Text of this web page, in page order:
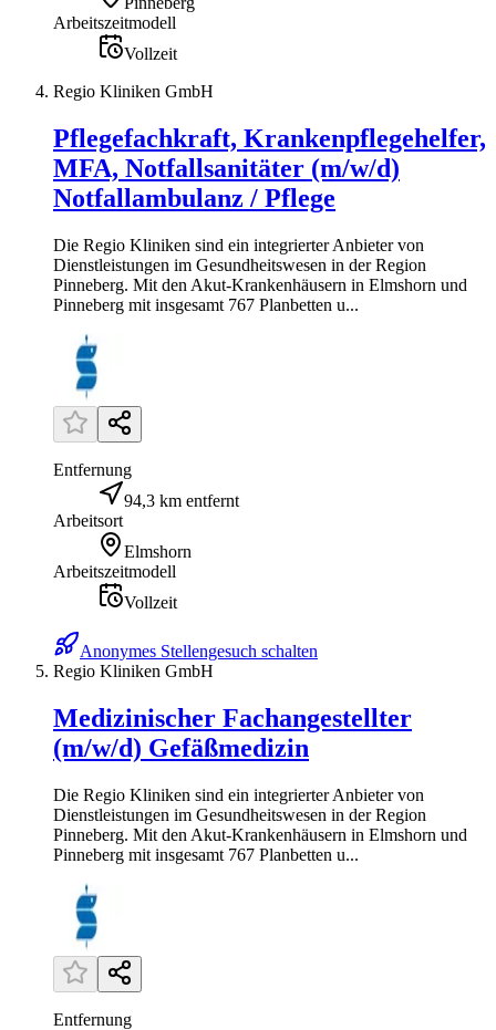
Arbeitszeitmodell
Vollzeit
Regio Kliniken GmbH
Pflegefachkraft, Krankenpflegehelfer,
MFA, Notfallsanitäter (m/w/d)
Notfallambulanz / Pflege
Die Regio Kliniken sind ein integrierter Anbieter von
Dienstleistungen im Gesundheitswesen in der Region
Pinneberg. Mit den Akut-Krankenhäusern in Elmshorn und
Pinneberg mit insgesamt 767 Planbetten u...
Entfernung
94,3 km entfernt
Arbeitsort
Elmshorn
Arbeitszeitmodell
Vollzeit
Anonymes Stellengesuch schalten
Regio Kliniken GmbH
Medizinischer Fachangestellter
(m/w/d) Gefäßmedizin
Die Regio Kliniken sind ein integrierter Anbieter von
Dienstleistungen im Gesundheitswesen in der Region
Pinneberg. Mit den Akut-Krankenhäusern in Elmshorn und
Pinneberg mit insgesamt 767 Planbetten u...
Entfernung